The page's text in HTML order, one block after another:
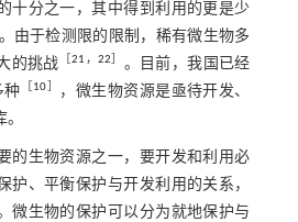
十分之一，其中得到利用的更是少
由于检测限的限制，稀有微生物多
的挑战 ［21 ， 22
。目前，我国已经
种
10
，微生物资源是亟待开发、
的生物资源之一，要开发和利用必
护、平衡保护与开发利用的关系，
微生物的保护可以分为就地保护与